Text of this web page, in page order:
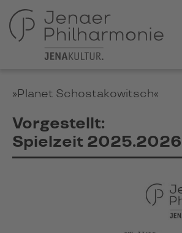
»Planet Schostakowitsch«
Vorgestellt:
Spielzeit 2025.2026